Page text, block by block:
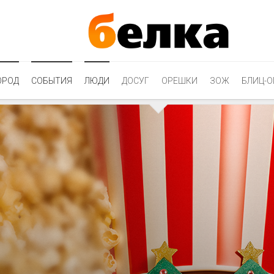
СОБЫТИЯ ЛЮДИ ДОСУГ ОРЕШКИ ЗОЖ БЛИЦ-